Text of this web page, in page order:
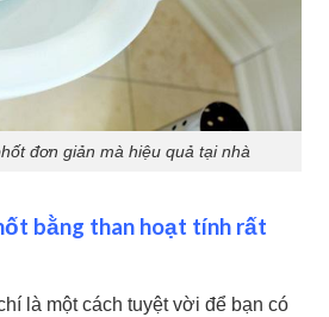
đơn giản mà hiệu quả tại nhà
bằng than hoạt tính rất
là một cách tuyệt vời để bạn có